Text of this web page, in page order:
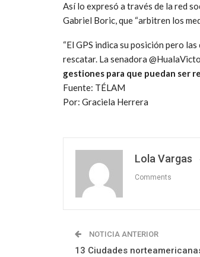
Así lo expresó a través de la red
Gabriel Boric, que “arbitren los
“El GPS indica su posición pero
rescatar. La senadora
gestiones para que puedan ser
Fuente: TÉLAM
Por: Graciela Herrera
Lola Vargas
Comments
NOTICIA ANTERIOR
13 Ciudades